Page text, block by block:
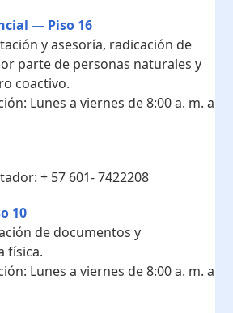
— Piso 16
y asesoría, radicación de
parte de personas naturales y
coactivo.
Lunes a viernes de 8:00 a. m. a
+ 57 601- 7422208
10
de documentos y
física.
Lunes a viernes de 8:00 a. m. a